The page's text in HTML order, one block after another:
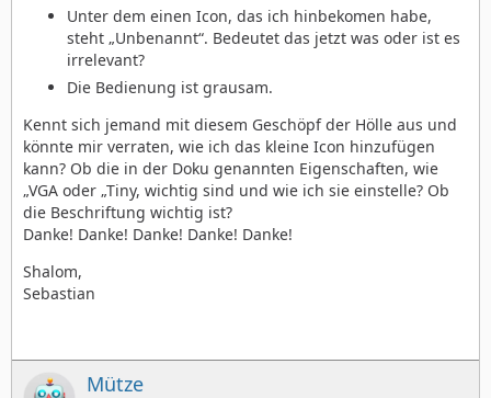
Unter dem einen Icon, das ich hinbekomen habe,
steht „Unbenannt“. Bedeutet das jetzt was oder ist es
irrelevant?
Die Bedienung ist grausam.
Kennt sich jemand mit diesem Geschöpf der Hölle aus und
könnte mir verraten, wie ich das kleine Icon hinzufügen
kann? Ob die in der Doku genannten Eigenschaften, wie
„VGA oder „Tiny, wichtig sind und wie ich sie einstelle? Ob
die Beschriftung wichtig ist?
Danke! Danke! Danke! Danke! Danke!
Shalom,
Sebastian
Mütze